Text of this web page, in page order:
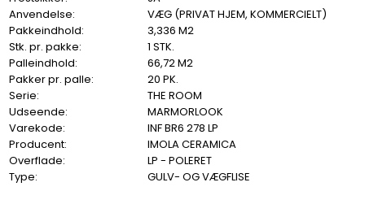
Anvendelse:
VÆG (PRIVAT HJEM, KOMMERCIELT)
Pakkeindhold:
3,336 M2
Stk. pr. pakke:
1 STK.
Palleindhold:
66,72 M2
Pakker pr. palle:
20 PK.
Serie:
THE ROOM
Udseende:
MARMORLOOK
Varekode:
INF BR6 278 LP
Producent:
IMOLA CERAMICA
Overflade:
LP - POLERET
Type:
GULV- OG VÆGFLISE